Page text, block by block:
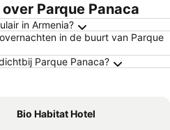
Parque Panaca
in Armenia?
in de buurt van Parque
Parque Panaca?
Bio Habitat Hotel